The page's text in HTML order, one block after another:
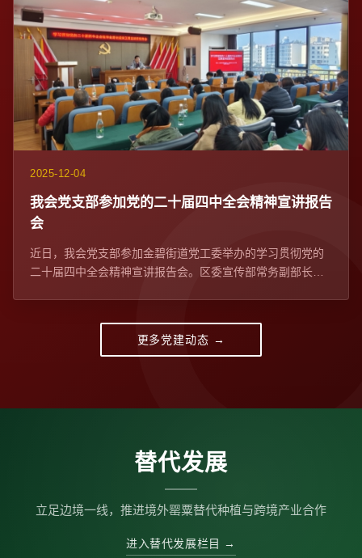
2025-12-04
我会党支部参加党的二十届四中全会精神宣讲报告
会​
近日，我会党支部参加金碧街道党工委举办的学习贯彻党的
二十届四中全会精神宣讲报告会。区委宣传部常务副部长、
更多党建动态 →
替代发展
立足边境一线，推进境外罂粟替代种植与跨境产业合作
进入替代发展栏目 →